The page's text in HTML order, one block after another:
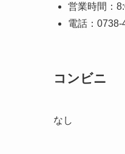
営業時間：
電話：0738-
コンビニ
なし